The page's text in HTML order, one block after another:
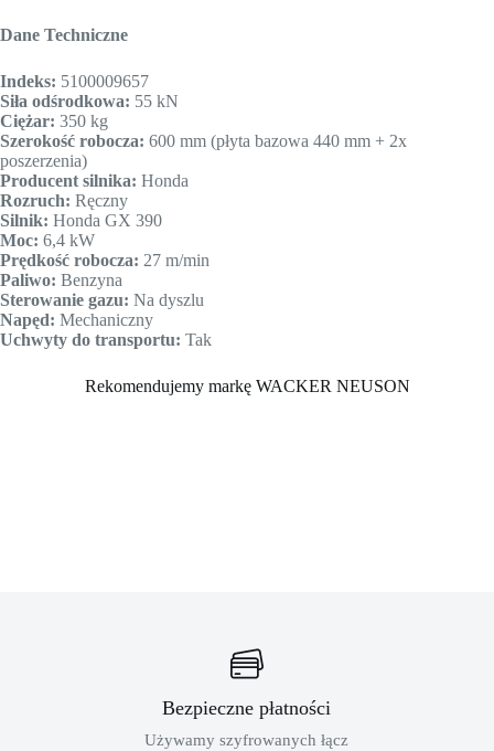
Dane Techniczne
Indeks: 5100009657
Siła odśrodkowa: 55 kN
Ciężar: 350 kg
Szerokość robocza: 600 mm (płyta bazowa 440 mm + 2x
poszerzenia)
Producent silnika: Honda
Rozruch: Ręczny
Silnik: Honda GX 390
Moc: 6,4 kW
Prędkość robocza: 27 m/min
Paliwo: Benzyna
Sterowanie gazu: Na dyszlu
Napęd: Mechaniczny
Uchwyty do transportu: Tak
Rekomendujemy markę WACKER NEUSON
Bezpieczne płatności
Używamy szyfrowanych łącz